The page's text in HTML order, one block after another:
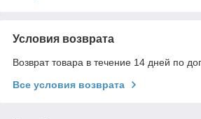
Условия возврата
Возврат товара в течение 14 дней по
Все условия возврата